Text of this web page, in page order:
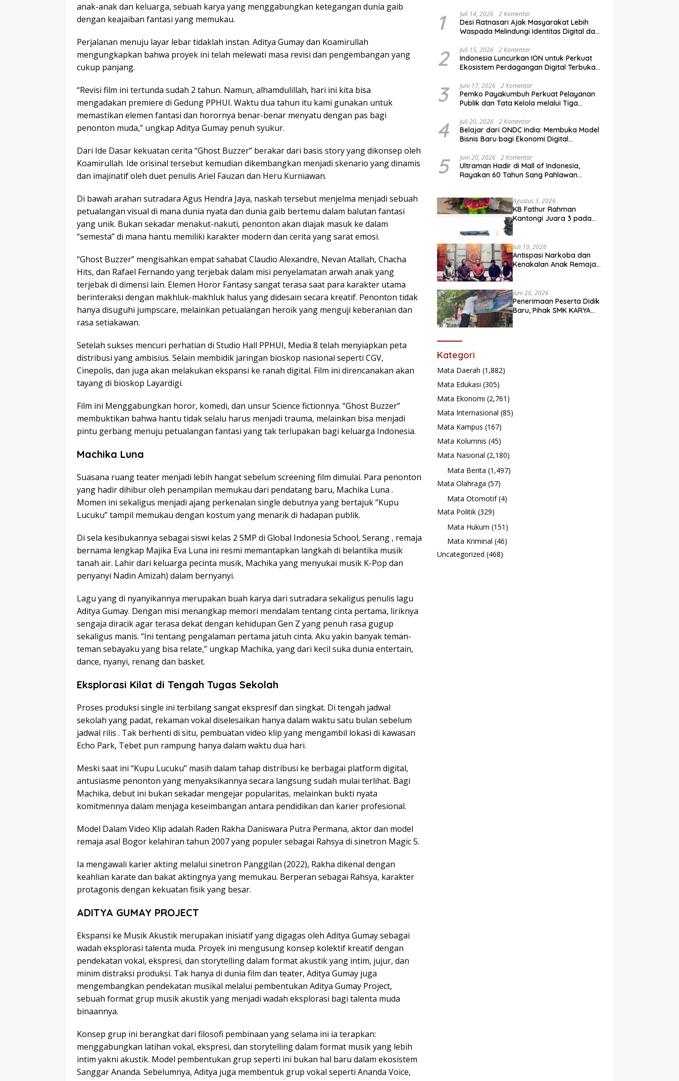
anak-anak dan keluarga, sebuah karya yang menggabungkan ketegangan dunia gaib
dengan keajaiban fantasi yang memukau.
Perjalanan menuju layar lebar tidaklah instan. Aditya Gumay dan Koamirullah
mengungkapkan bahwa proyek ini telah melewati masa revisi dan pengembangan yang
cukup panjang.
“Revisi film ini tertunda sudah 2 tahun. Namun, alhamdulillah, hari ini kita bisa
mengadakan premiere di Gedung PPHUI. Waktu dua tahun itu kami gunakan untuk
memastikan elemen fantasi dan horornya benar-benar menyatu dengan pas bagi
penonton muda,” ungkap Aditya Gumay penuh syukur.
Dari Ide Dasar kekuatan cerita “Ghost Buzzer” berakar dari basis story yang dikonsep oleh
Koamirullah. Ide orisinal tersebut kemudian dikembangkan menjadi skenario yang dinamis
dan imajinatif oleh duet penulis Ariel Fauzan dan Heru Kurniawan.
Di bawah arahan sutradara Agus Hendra Jaya, naskah tersebut menjelma menjadi sebuah
petualangan visual di mana dunia nyata dan dunia gaib bertemu dalam balutan fantasi
yang unik. Bukan sekadar menakut-nakuti, penonton akan diajak masuk ke dalam
“semesta” di mana hantu memiliki karakter modern dan cerita yang sarat emosi.
“Ghost Buzzer” mengisahkan empat sahabat Claudio Alexandre, Nevan Atallah, Chacha
Hits, dan Rafael Fernando yang terjebak dalam misi penyelamatan arwah anak yang
terjebak di dimensi lain. Elemen Horor Fantasy sangat terasa saat para karakter utama
berinteraksi dengan makhluk-makhluk halus yang didesain secara kreatif. Penonton tidak
hanya disuguhi jumpscare, melainkan petualangan heroik yang menguji keberanian dan
rasa setiakawan.
Setelah sukses mencuri perhatian di Studio Hall PPHUI, Media 8 telah menyiapkan peta
distribusi yang ambisius. Selain membidik jaringan bioskop nasional seperti CGV,
Cinepolis, dan juga akan melakukan ekspansi ke ranah digital. Film ini direncanakan akan
tayang di bioskop Layardigi.
Film ini Menggabungkan horor, komedi, dan unsur Science fictionnya. “Ghost Buzzer”
membuktikan bahwa hantu tidak selalu harus menjadi trauma, melainkan bisa menjadi
pintu gerbang menuju petualangan fantasi yang tak terlupakan bagi keluarga Indonesia.
Machika Luna
Suasana ruang teater menjadi lebih hangat sebelum screening film dimulai. Para penonton
yang hadir dihibur oleh penampilan memukau dari pendatang baru, Machika Luna .
Momen ini sekaligus menjadi ajang perkenalan single debutnya yang bertajuk “Kupu
Lucuku” tampil memukau dengan kostum yang menarik di hadapan publik.
Di sela kesibukannya sebagai siswi kelas 2 SMP di Global Indonesia School, Serang , remaja
bernama lengkap Majika Eva Luna ini resmi memantapkan langkah di belantika musik
tanah air. Lahir dari keluarga pecinta musik, Machika yang menyukai musik K-Pop dan
penyanyi Nadin Amizah) dalam bernyanyi.
Lagu yang di nyanyikannya merupakan buah karya dari sutradara sekaligus penulis lagu
Aditya Gumay. Dengan misi menangkap memori mendalam tentang cinta pertama, liriknya
sengaja diracik agar terasa dekat dengan kehidupan Gen Z yang penuh rasa gugup
sekaligus manis. “Ini tentang pengalaman pertama jatuh cinta. Aku yakin banyak teman-
teman sebayaku yang bisa relate,” ungkap Machika, yang dari kecil suka dunia entertain,
dance, nyanyi, renang dan basket.
Eksplorasi Kilat di Tengah Tugas Sekolah
Proses produksi single ini terbilang sangat ekspresif dan singkat. Di tengah jadwal
sekolah yang padat, rekaman vokal diselesaikan hanya dalam waktu satu bulan sebelum
jadwal rilis . Tak berhenti di situ, pembuatan video klip yang mengambil lokasi di kawasan
Echo Park, Tebet pun rampung hanya dalam waktu dua hari.
Meski saat ini “Kupu Lucuku” masih dalam tahap distribusi ke berbagai platform digital,
antusiasme penonton yang menyaksikannya secara langsung sudah mulai terlihat. Bagi
Machika, debut ini bukan sekadar mengejar popularitas, melainkan bukti nyata
komitmennya dalam menjaga keseimbangan antara pendidikan dan karier profesional.
Model Dalam Video Klip adalah Raden Rakha Daniswara Putra Permana, aktor dan model
remaja asal Bogor kelahiran tahun 2007 yang populer sebagai Rahsya di sinetron Magic 5.
Ia mengawali karier akting melalui sinetron Panggilan (2022), Rakha dikenal dengan
keahlian karate dan bakat aktingnya yang memukau. Berperan sebagai Rahsya, karakter
protagonis dengan kekuatan fisik yang besar.
ADITYA GUMAY PROJECT
Ekspansi ke Musik Akustik merupakan inisiatif yang digagas oleh Aditya Gumay sebagai
wadah eksplorasi talenta muda. Proyek ini mengusung konsep kolektif kreatif dengan
pendekatan vokal, ekspresi, dan storytelling dalam format akustik yang intim, jujur, dan
minim distraksi produksi. Tak hanya di dunia film dan teater, Aditya Gumay juga
mengembangkan pendekatan musikal melalui pembentukan Aditya Gumay Project,
sebuah format grup musik akustik yang menjadi wadah eksplorasi bagi talenta muda
binaannya.
Konsep grup ini berangkat dari filosofi pembinaan yang selama ini ia terapkan:
menggabungkan latihan vokal, ekspresi, dan storytelling dalam format musik yang lebih
intim yakni akustik. Model pembentukan grup seperti ini bukan hal baru dalam ekosistem
Sanggar Ananda. Sebelumnya, Aditya juga membentuk grup vokal seperti Ananda Voice,
Marjinal, dan Pemula
1 Juli 14, 2026 2 Komentar
Desi Ratnasari Ajak Masyarakat Lebih
Waspada Melindungi Identitas Digital dan
2 Juli 15, 2026 2 Komentar
Indonesia Luncurkan ION untuk Perkuat
Ekosistem Perdagangan Digital Terbuka
3 Juni 17, 2026 2 Komentar
Pemko Payakumbuh Perkuat Pelayanan
Publik dan Tata Kelola melalui Tiga
4 Juli 20, 2026 2 Komentar
Belajar dari ONDC India: Membuka Model
Bisnis Baru bagi Ekonomi Digital
5 Juni 20, 2026 2 Komentar
Ultraman Hadir di Mall of Indonesia,
Rayakan 60 Tahun Sang Pahlawan
Agustus 3, 2026
KB Fathur Rahman
Kantongi Juara 3 pada
Juli 10, 2026
Antispasi Narkoba dan
Kenakalan Anak Remaja,
Surau
Juni 26, 2026
Penerimaan Peserta Didik
Baru, Pihak SMK KARYA
Kategori
Mata Daerah (1,882)
Mata Edukasi (305)
Mata Ekonomi (2,761)
Mata Internasional (85)
Mata Kampus (167)
Mata Kolumnis (45)
Mata Nasional (2,180)
Mata Berita (1,497)
Mata Olahraga (57)
Mata Otomotif(4)
Mata Politik (329)
Mata Hukum (151)
Mata Kriminal (46)
Uncategorized (468)